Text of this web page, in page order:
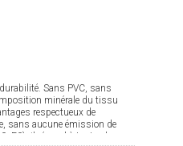
Sans PVC, sans
minérale du tissu
respectueux de
sans aucune émission de
F0), il répond à toutes les